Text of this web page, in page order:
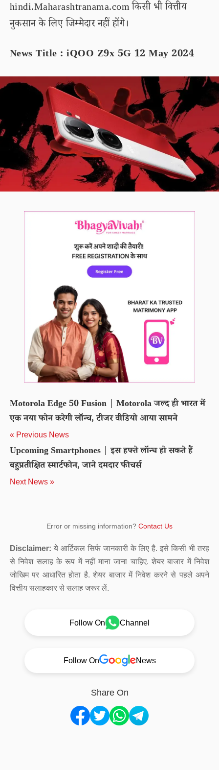
hindi.Maharashtranama.com किसी भी वित्तीय
नुकसान के लिए जिम्मेदार नहीं होंगे।
News Title : iQOO Z9x 5G 12 May 2024
Motorola Edge 50 Fusion | Motorola जल्द ही भारत में
एक नया फोन करेगी लॉन्च, टीजर वीडियो आया सामने
« Previous News
Upcoming Smartphones | इस हफ्ते लॉन्च हो सकते हैं
बहुप्रतीक्षित स्मार्टफोन, जाने दमदार फीचर्स
Next News »
Error or missing information? Contact Us
Disclaimer: ये आर्टिकल सिर्फ जानकारी के लिए है. इसे किसी भी तरह
से निवेश सलाह के रूप में नहीं माना जाना चाहिए. शेयर बाजार में निवेश
जोखिम पर आधारित होता है. शेयर बाजार में निवेश करने से पहले अपने
वित्तीय सलाहकार से सलाह जरूर लें.
Follow On Channel
Follow On News
Share On